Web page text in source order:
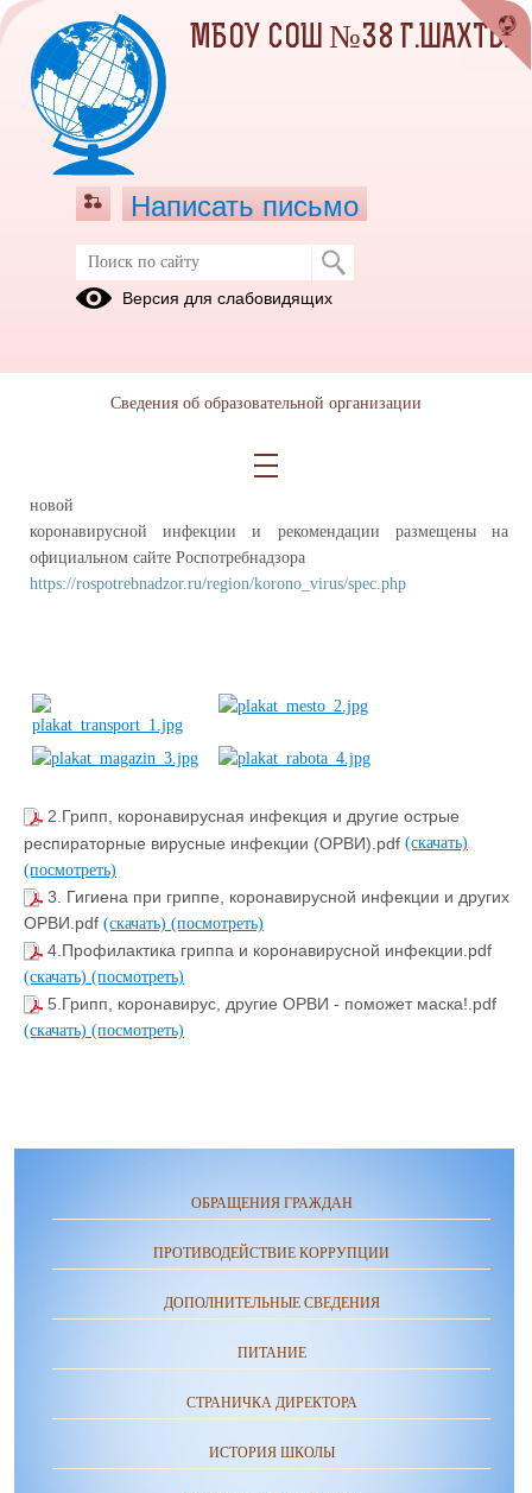
ПРОФИЛАКТИКА КОРОНАВИРУСА
1.Информационные материалы по профилактике гриппа, ОРВИ,
новой
коронавирусной инфекции и рекомендации размещены на
официальном сайте Роспотребнадзора
https://rospotrebnadzor.ru/region/korono_virus/spec.php
2.Грипп, коронавирусная инфекция и другие острые
респираторные вирусные инфекции (ОРВИ).pdf (скачать)
(посмотреть)
3. Гигиена при гриппе, коронавирусной инфекции и других
ОРВИ.pdf (скачать) (посмотреть)
4.Профилактика гриппа и коронавирусной инфекции.pdf
(скачать) (посмотреть)
5.Грипп, коронавирус, другие ОРВИ - поможет маска!.pdf
(скачать) (посмотреть)
ОБРАЩЕНИЯ ГРАЖДАН
ПРОТИВОДЕЙСТВИЕ КОРРУПЦИИ
ДОПОЛНИТЕЛЬНЫЕ СВЕДЕНИЯ
ПИТАНИЕ
СТРАНИЧКА ДИРЕКТОРА
ИСТОРИЯ ШКОЛЫ
МБОУ СОШ №38 Г.ШАХТЫ
Написать письмо
Версия для слабовидящих
Сведения об образовательной организации